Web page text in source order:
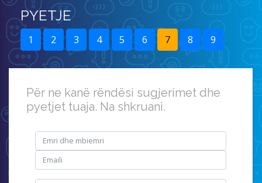
PYETJE
1 2 3 4 5 6 7 8 9
Për ne kanë rëndësi sugjerimet dhe
pyetjet tuaja. Na shkruani.